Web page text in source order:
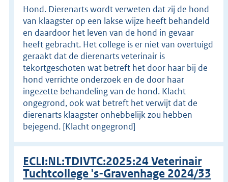
Hond. Dierenarts wordt verweten dat zij de hond
van klaagster op een lakse wijze heeft behandeld
en daardoor het leven van de hond in gevaar
heeft gebracht. Het college is er niet van overtuigd
geraakt dat de dierenarts veterinair is
tekortgeschoten wat betreft het door haar bij de
hond verrichte onderzoek en de door haar
ingezette behandeling van de hond. Klacht
ongegrond, ook wat betreft het verwijt dat de
dierenarts klaagster onhebbelijk zou hebben
bejegend. [Klacht ongegrond]
ECLI:NL:TDIVTC:2025:24 Veterinair
Tuchtcollege 's-Gravenhage 2024/33